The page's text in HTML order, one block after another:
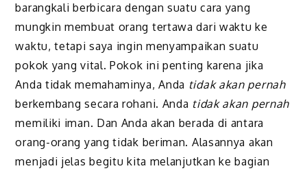
barangkali berbicara dengan suatu cara yang
mungkin membuat orang tertawa dari waktu ke
waktu, tetapi saya ingin menyampaikan suatu
pokok yang vital. Pokok ini penting karena jika
Anda tidak memahaminya, Anda tidak akan pernah
berkembang secara rohani. Anda tidak akan pernah
memiliki iman. Dan Anda akan berada di antara
orang-orang yang tidak beriman. Alasannya akan
menjadi jelas begitu kita melanjutkan ke bagian